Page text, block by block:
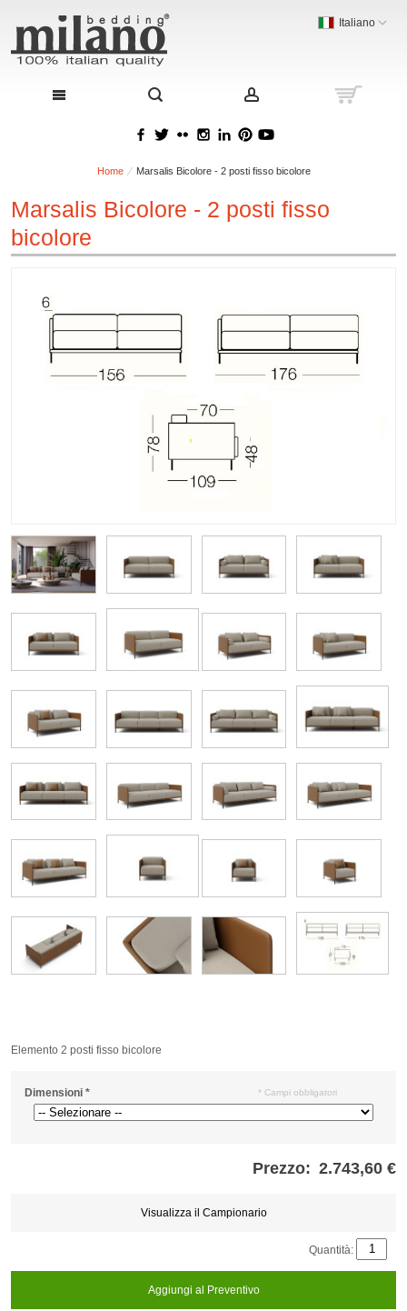
Italiano
Home Marsalis Bicolore - 2 posti fisso bicolore
Marsalis Bicolore - 2 posti fisso
bicolore
Elemento 2 posti fisso bicolore
Dimensioni * * Campi obbligatori
Prezzo: 2.743,60 €
Visualizza il Campionario
Quantità:
Aggiungi al Preventivo